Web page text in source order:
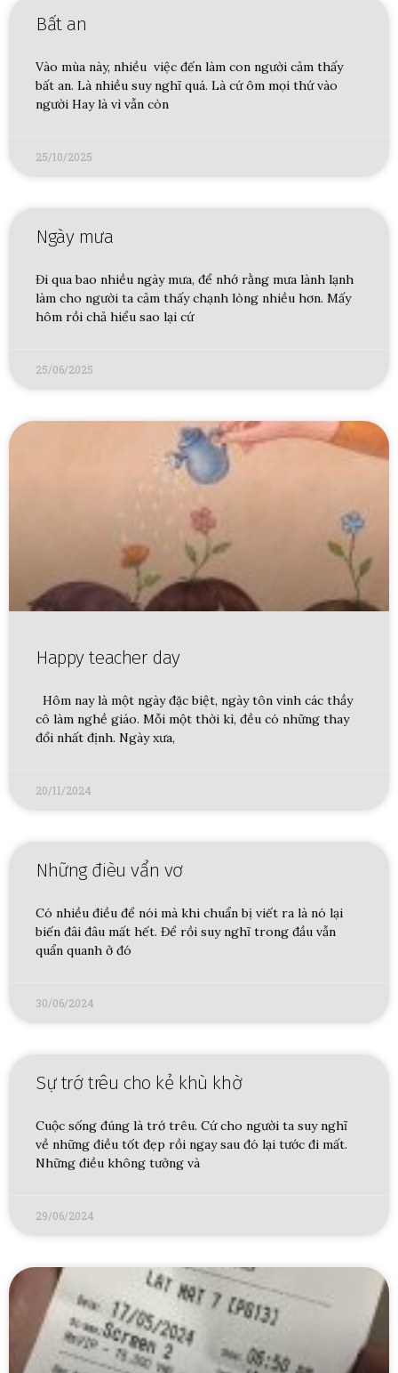
Bất an
Vào mùa này, nhiều việc đến làm con người cảm thấy
bất an. Là nhiều suy nghĩ quá. Là cứ ôm mọi thứ vào
người Hay là vì vẫn còn
25/10/2025
Ngày mưa
Đi qua bao nhiều ngày mưa, để nhớ rằng mưa lành lạnh
làm cho người ta cảm thấy chạnh lòng nhiều hơn. Mấy
hôm rồi chả hiểu sao lại cứ
25/06/2025
Happy teacher day
Hôm nay là một ngày đặc biệt, ngày tôn vinh các thầy
cô làm nghề giáo. Mỗi một thời kì, đều có những thay
đổi nhất định. Ngày xưa,
20/11/2024
Những đièu vẩn vơ
Có nhiều điều để nói mà khi chuẩn bị viết ra là nó lại
biến đâi đâu mất hết. Để rồi suy nghĩ trong đầu vẫn
quẩn quanh ở đó
30/06/2024
Sự trớ trêu cho kẻ khù khờ
Cuộc sống đúng là trớ trêu. Cứ cho người ta suy nghĩ
về những điều tốt đẹp rồi ngay sau đó lại tước đi mất.
Những điều không tưởng và
29/06/2024